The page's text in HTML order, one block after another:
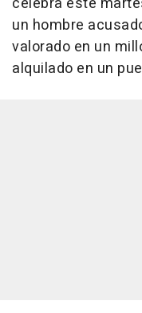
un hombre
valorado en un
alquilado en un